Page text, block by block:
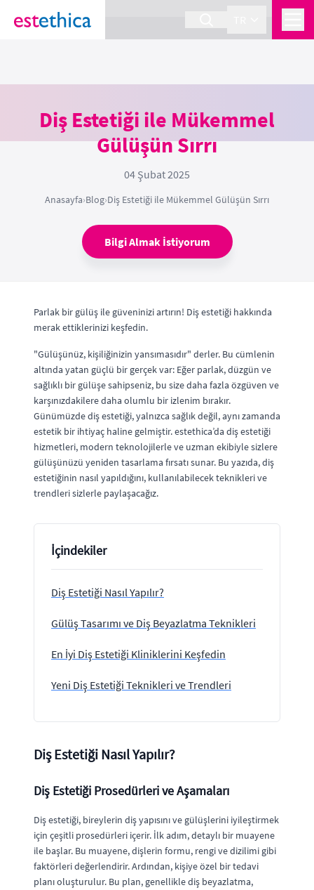
section Service {
Diş Estetiği ile Mükemmel
Gülüşün Sırrı
04 Şubat 2025
Anasayfa›Blog›Diş Estetiği ile Mükemmel Gülüşün Sırrı
Bilgi Almak İstiyorum
Parlak bir gülüş ile güveninizi artırın! Diş estetiği hakkında
merak ettiklerinizi keşfedin.
"Gülüşünüz, kişiliğinizin yansımasıdır" derler. Bu cümlenin
altında yatan güçlü bir gerçek var: Eğer parlak, düzgün ve
sağlıklı bir gülüşe sahipseniz, bu size daha fazla özgüven ve
karşınızdakilere daha olumlu bir izlenim bırakır.
Günümüzde diş estetiği, yalnızca sağlık değil, aynı zamanda
estetik bir ihtiyaç haline gelmiştir. estethica’da diş estetiği
hizmetleri, modern teknolojilerle ve uzman ekibiyle sizlere
gülüşünüzü yeniden tasarlama fırsatı sunar. Bu yazıda, diş
estetiğinin nasıl yapıldığını, kullanılabilecek teknikleri ve
trendleri sizlerle paylaşacağız.
İçindekiler
Diş Estetiği Nasıl Yapılır?
Gülüş Tasarımı ve Diş Beyazlatma Teknikleri
En İyi Diş Estetiği Kliniklerini Keşfedin
Yeni Diş Estetiği Teknikleri ve Trendleri
Diş Estetiği Nasıl Yapılır?
Diş Estetiği Prosedürleri ve Aşamaları
Diş estetiği, bireylerin diş yapısını ve gülüşlerini iyileştirmek
için çeşitli prosedürleri içerir. İlk adım, detaylı bir muayene
ile başlar. Bu muayene, dişlerin formu, rengi ve dizilimi gibi
faktörleri değerlendirir. Ardından, kişiye özel bir tedavi
planı oluşturulur. Bu plan, genellikle diş beyazlatma,